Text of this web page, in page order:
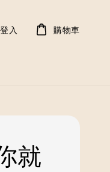
登入 購物車
就